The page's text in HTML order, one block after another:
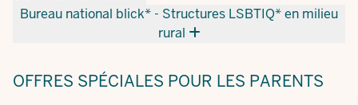
Bureau national blick* - Structures LSBTIQ* en milieu
rural
OFFRES SPÉCIALES POUR LES PARENTS